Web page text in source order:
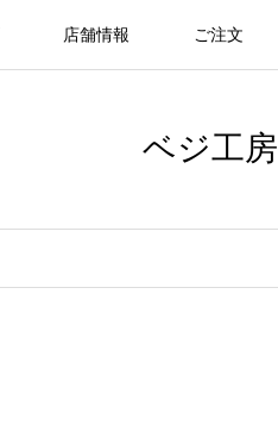
店舗情報 ご注文
ベジ工房